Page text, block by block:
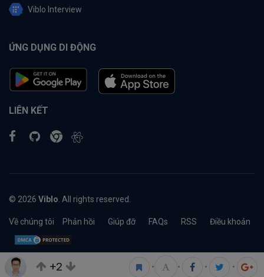
+2 • • • •
Viblo Interview
ỨNG DỤNG DI ĐỘNG
LIÊN KẾT
© 2026 Viblo . All rights reserved.
Về chúng tôi Phản hồi Giúp đỡ FAQs RSS Điều khoản